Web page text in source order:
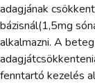
adagjának
bázisnál(1,5mg
alkalmazni. A
fenntartó kezelés